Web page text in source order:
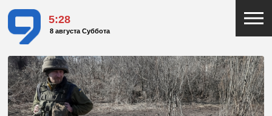
5:28
8 августа Суббота